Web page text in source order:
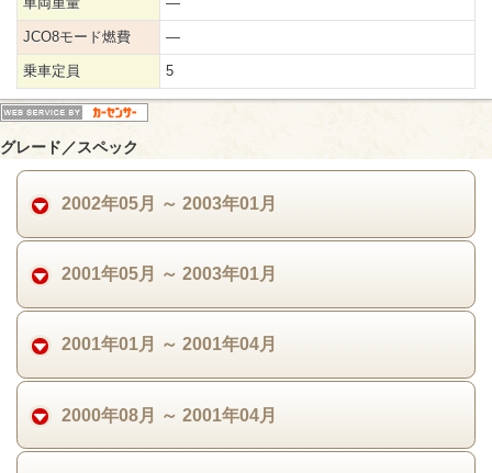
JCO8モード燃費 ―
乗車定員 5
グレード／スペック
2002年05月 ～ 2003年01月
2001年05月 ～ 2003年01月
2001年01月 ～ 2001年04月
2000年08月 ～ 2001年04月